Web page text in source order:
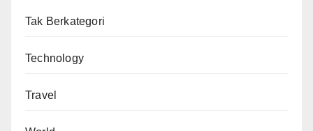
Tak Berkategori
Technology
Travel